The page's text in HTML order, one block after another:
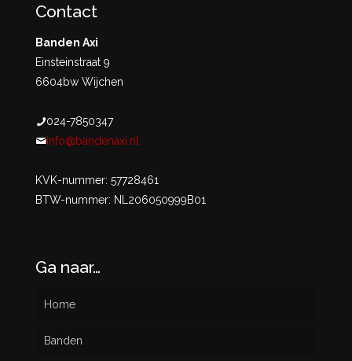
Contact
Banden Axi
Einsteinstraat 9
6604bw Wijchen
024-7850347
info@bandenaxi.nl
KVK-nummer: 57728461
BTW-nummer: NL206050999B01
Ga naar…
Home
Banden